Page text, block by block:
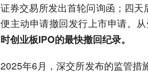
证券交易所发出首轮问询函；四
便主动申请撤回发行上市申请。
时创业板IPO的最快撤回纪录。
2025年6月，深交所发布的监管措